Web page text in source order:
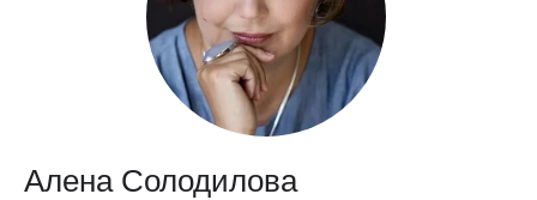
Алена Солодилова